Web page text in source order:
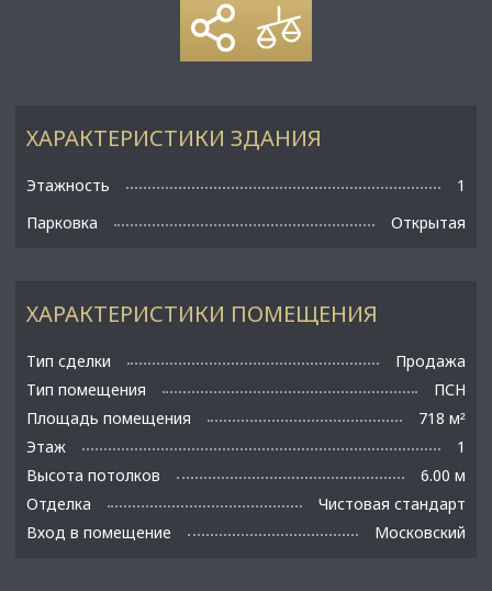
ХАРАКТЕРИСТИКИ ПОМЕЩЕНИЯ
Тип сделки
Продажа
Тип помещения
ПСН
Площадь помещения
718 м²
Этаж
1
Высота потолков
6.00 м
Отделка
Чистовая стандарт
Вход в помещение
Московский
ХАРАКТЕРИСТИКИ ЗДАНИЯ
Этажность
1
Парковка
Открытая